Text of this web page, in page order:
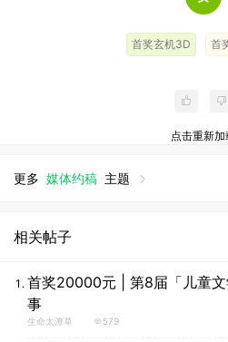
首奖玄机3D 首
点击重新加
更多 媒体约稿 主题
相关帖子
首奖20000元 | 第8届「儿童
事
生命太潦草 579